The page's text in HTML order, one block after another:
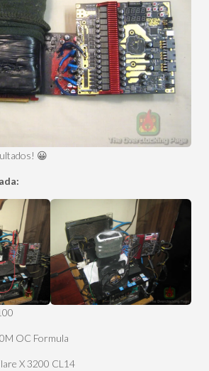
😀
OC Formula
X 3200 CL14